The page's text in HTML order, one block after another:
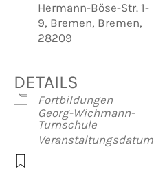
Hermann-Böse-Str. 1-
9, Bremen, Bremen,
28209
DETAILS
Fortbildungen
Georg-Wichmann-
Turnschule
Veranstaltungsdatum